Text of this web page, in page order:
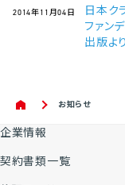
2014年11月04日
日本ク
ファン
出版よ
お知らせ
企業情報
契約書類一覧